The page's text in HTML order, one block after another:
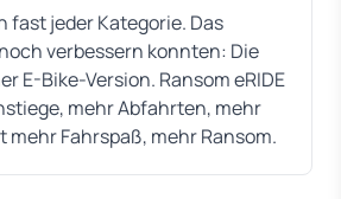
fast jeder Kategorie. Das
verbessern konnten: Die
E-Bike-Version. Ransom eRIDE
mehr Abfahrten, mehr
mehr Fahrspaß, mehr Ransom.